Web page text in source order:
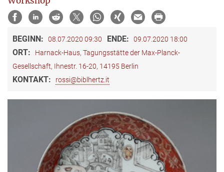
BEGINN: 08.07.2020 09:30 ENDE: 09.07.2020 18:00
ORT:
Harnack-Haus, Tagungsstätte der Max-Planck-
Gesellschaft, Ihnestr. 16-20, 14195 Berlin
KONTAKT: rossi@biblhertz.it